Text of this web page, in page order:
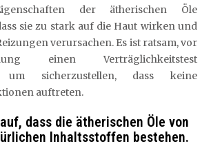
der ätherischen Öle
sie zu stark auf die Haut wirken und
verursachen. Es ist ratsam, vor
einen Verträglichkeitstest
um sicherzustellen, dass keine
auftreten.
dass die ätherischen Öle von
Inhaltsstoffen bestehen.